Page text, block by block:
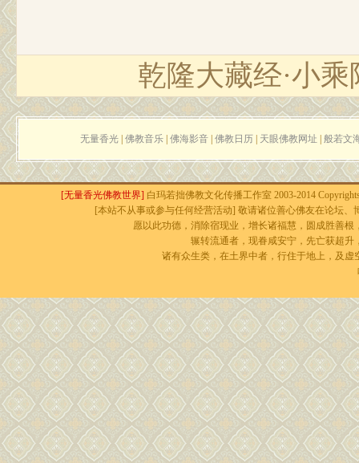
乾隆大藏经·小
无量香光 佛教音乐 佛海影音 佛教日历 天眼佛教网址 般若文
[无量香光佛教世界] 白玛若拙佛教文化传播工作室 2003-2014
[本站不从事或参与任何经营活动] 敬请诸位善心佛友在论坛
愿以此功德，消除宿现业，增长诸福慧，圆成胜善
辗转流通者，现眷咸安宁，先亡获超
诸有众生类，在土界中者，行住于地上，及